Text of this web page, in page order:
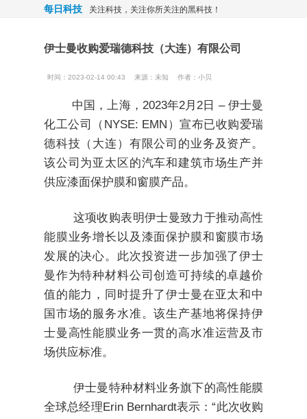
每日科技 关注科技，关注你所关注的黑科技！
伊士曼收购爱瑞德科技（大连）有限公司
时间：2023-02-14 00:43 来源： 未知 作者：小贝
中国，上海，2023年2月2日 – 伊士曼
化工公司（NYSE: EMN）宣布已收购爱瑞
德科技（大连）有限公司的业务及资产。
该公司为亚太区的汽车和建筑市场生产并
供应漆面保护膜和窗膜产品。
这项收购表明伊士曼致力于推动高性
能膜业务增长以及漆面保护膜和窗膜市场
发展的决心。此次投资进一步加强了伊士
曼作为特种材料公司创造可持续的卓越价
值的能力，同时提升了伊士曼在亚太和中
国市场的服务水准。该生产基地将保持伊
士曼高性能膜业务一贯的高水准运营及市
场供应标准。
伊士曼特种材料业务旗下的高性能膜
全球总经理Erin Bernhardt表示：“此次收购